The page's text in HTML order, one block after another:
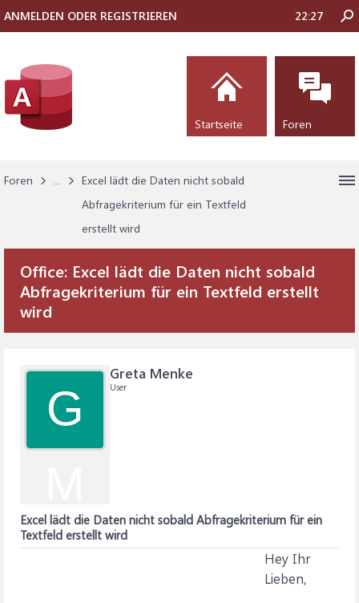
Foren ...
Excel lädt die Daten nicht sobald
Abfragekriterium für ein Textfeld
erstellt wird
Office: Excel lädt die Daten nicht sobald
Abfragekriterium für ein Textfeld erstellt
wird
G
Greta Menke
User
Excel lädt die Daten nicht sobald Abfragekriterium für ein
Textfeld erstellt wird
Hey Ihr
Lieben,
ANMELDEN ODER REGISTRIEREN 22:27
Startseite Foren